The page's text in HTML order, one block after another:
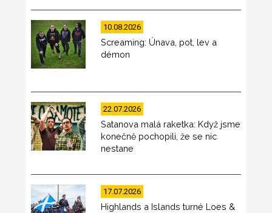
10.08.2026
Screaming: Únava, pot, lev a
démon
22.07.2026
Satanova malá raketka: Když jsme
konečně pochopili, že se nic
nestane
17.07.2026
Highlands a Islands turné Loes &